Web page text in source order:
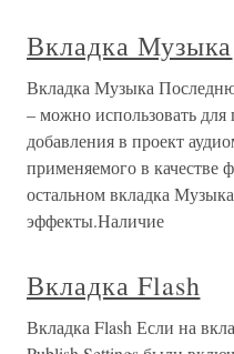
Вкладка Музыка
Вкладка Музыка
– можно использовать
добавления в проект
применяемого в
остальном вкладка
эффекты.Наличие
Вкладка Flash
Вкладка Flash Если на